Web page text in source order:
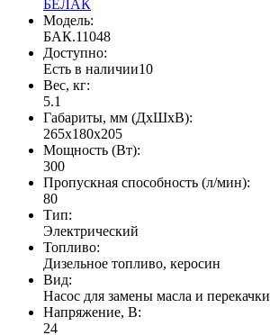
БЕЛАК
Модель:
БАК.11048
Доступно:
Есть в наличии10
Вес, кг:
5.1
Габариты, мм (ДxШxВ):
265х180х205
Мощность (Вт):
300
Пропускная способность (л/мин):
80
Тип:
Электрический
Топливо:
Дизельное топливо, керосин
Вид:
Насос для замены масла и перекачки
Напряжение, В:
24